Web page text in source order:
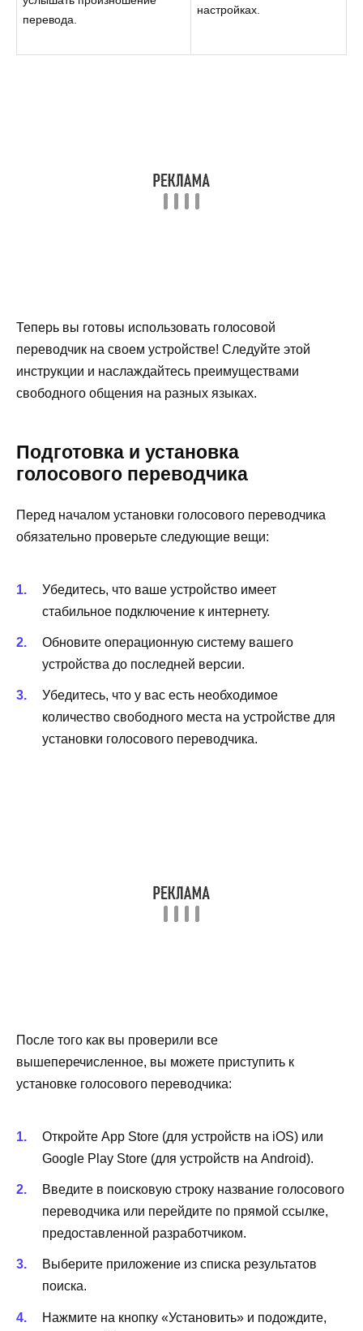
перевода.
настройках.
Теперь вы готовы использовать голосовой
переводчик на своем устройстве! Следуйте этой
инструкции и наслаждайтесь преимуществами
свободного общения на разных языках.
Подготовка и установка
голосового переводчика
Перед началом установки голосового переводчика
обязательно проверьте следующие вещи:
Убедитесь, что ваше устройство имеет
стабильное подключение к интернету.
Обновите операционную систему вашего
устройства до последней версии.
Убедитесь, что у вас есть необходимое
количество свободного места на устройстве для
установки голосового переводчика.
После того как вы проверили все
вышеперечисленное, вы можете приступить к
установке голосового переводчика:
Откройте App Store (для устройств на iOS) или
Google Play Store (для устройств на Android).
Введите в поисковую строку название голосового
переводчика или перейдите по прямой ссылке,
предоставленной разработчиком.
Выберите приложение из списка результатов
поиска.
Нажмите на кнопку «Установить» и подождите,